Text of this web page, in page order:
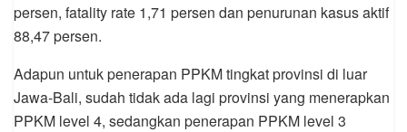
persen, fatality rate 1,71 persen dan penurunan kasus aktif
88,47 persen.
Adapun untuk penerapan PPKM tingkat provinsi di luar
Jawa-Bali, sudah tidak ada lagi provinsi yang menerapkan
PPKM level 4, sedangkan penerapan PPKM level 3